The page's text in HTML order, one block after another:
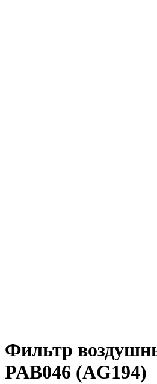
Фильтр
PAB046 (AG194)